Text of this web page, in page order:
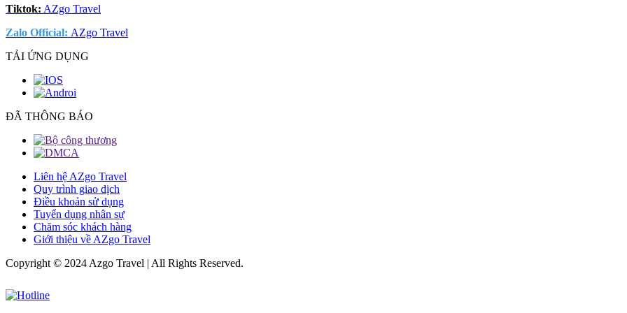
Tiktok: AZgo Travel
Zalo Official: AZgo Travel
TẢI ỨNG DỤNG
ĐÃ THÔNG BÁO
Liên hệ AZgo Travel
Quy trình giao dịch
Điều khoản sử dụng
Tuyển dụng nhân sự
Chăm sóc khách hàng
Giới thiệu về AZgo Travel
Copyright © 2024 Azgo Travel | All Rights Reserved.